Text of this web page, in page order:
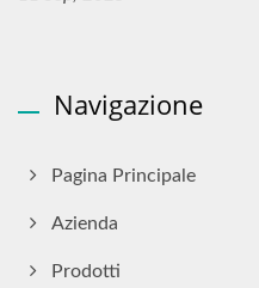
Navigazione
Pagina Principale
Azienda
Prodotti